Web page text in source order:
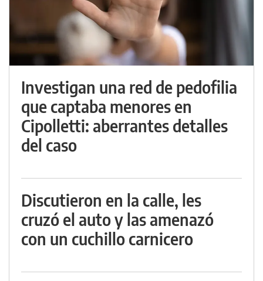
Investigan una red de pedofilia
que captaba menores en
Cipolletti: aberrantes detalles
del caso
Discutieron en la calle, les
cruzó el auto y las amenazó
con un cuchillo carnicero